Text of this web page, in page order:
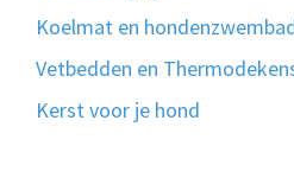
Koelmat en
Vetbedden en
Kerst voor je hond